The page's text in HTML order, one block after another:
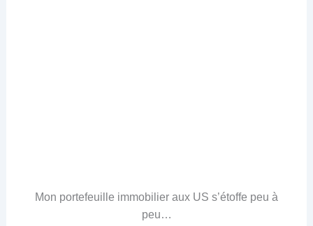
Mon portefeuille immobilier aux US s’étoffe peu à
peu…